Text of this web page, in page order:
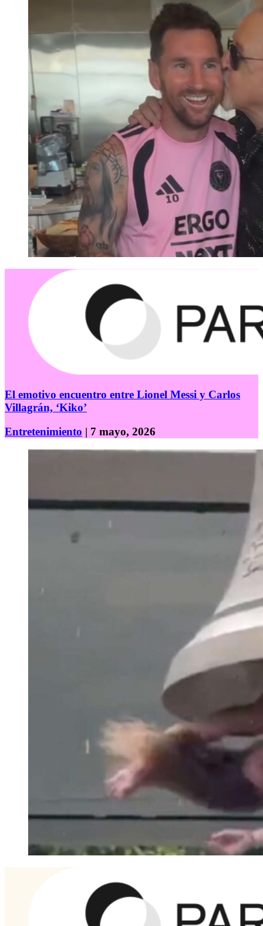
El emotivo encuentro entre Lionel Messi y Carlos
Villagrán, ‘Kiko’
Entretenimiento | 7 mayo, 2026